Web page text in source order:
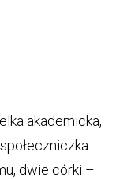
akademicka,
dwie córki –